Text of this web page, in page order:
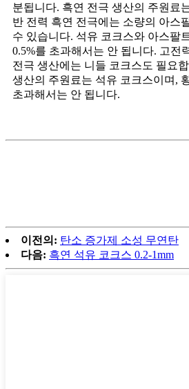
분됩니다. 흑연 전극 생산의 주원료
반 전력 흑연 전극에는 소량의 아스
수 있습니다. 석유 코크스와 아스팔
0.5%를 초과해서는 안 됩니다. 고전
전극 생산에는 니들 코크스도 필요
생산의 주원료는 석유 코크스이며,
초과해서는 안 됩니다.
이전의: 탄소 증가제 소성 무연탄
다음: 흑연 석유 코크스 0.2-1mm